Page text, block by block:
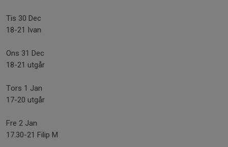
Tis 30 Dec
18-21 Ivan
Ons 31 Dec
18-21 utgår
Tors 1 Jan
17-20 utgår
Fre 2 Jan
17.30-21 Filip M